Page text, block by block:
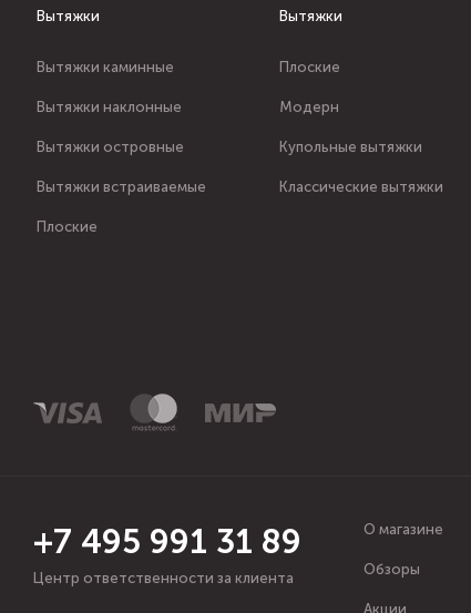
Вытяжки
Вытяжки каминные
Вытяжки наклонные
Вытяжки островные
Вытяжки встраиваемые
Плоские
Вытяжки
Плоские
Модерн
Купольные вытяжки
Классические вытяжки
+7 495 991 31 89
Центр ответственности за клиента
О магазине
Обзоры
Акции